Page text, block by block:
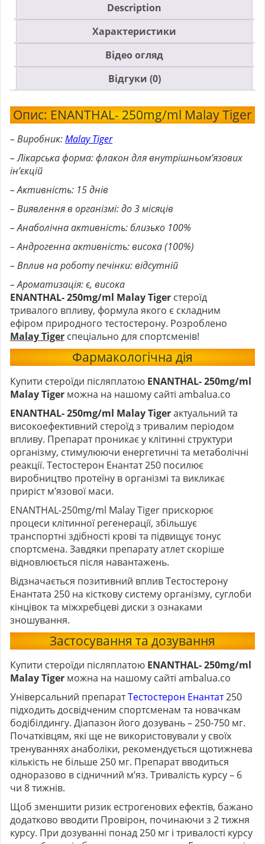
Description
Характеристики
Відео огляд
Відгуки (0)
Опис: ENANTHAL- 250mg/ml Malay Tiger
– Виробник:Malay Tiger
– Лікарська форма: флакон для внутрішньом’язових
ін’єкцій
– Активність: 15 днів
– Виявлення в організмі: до 3 місяців
– Анаболічна активність: близько 100%
– Андрогенна активність: висока (100%)
– Вплив на роботу печінки: відсутній
– Ароматизація: є, висока
ENANTHAL- 250mg/ml Malay Tiger стероїд
тривалого впливу, формула якого є складним
ефіром природного тестостерону. Розроблено
Malay Tiger спеціально для спортсменів!
Фармакологічна дія
Купити стероїди післяплатою ENANTHAL- 250mg/ml
Malay Tiger можна на нашому сайті ambalua.co
ENANTHAL- 250mg/ml Malay Tigerактуальний та
високоефективний стероїд з тривалим періодом
впливу. Препарат проникає у клітинні структури
організму, стимулюючи енергетичні та метаболічні
реакції. Тестостерон Енантат 250 посилює
виробництво протеїну в організмі та викликає
приріст м’язової маси.
ENANTHAL-250mg/ml Malay Tiger прискорює
процеси клітинної регенерації, збільшує
транспортні здібності крові та підвищує тонус
спортсмена. Завдяки препарату атлет скоріше
відновлюється після навантажень.
Відзначається позитивний вплив Тестостерону
Енантата 250 на кісткову систему організму, суглоби
кінцівок та міжхребцеві диски з ознаками
зношування.
Застосування та дозування
Купити стероїди післяплатою ENANTHAL- 250mg/ml
Malay Tiger можна на нашому сайті ambalua.co
Універсальний препаратТестостерон Енантат250
підходить досвідченим спортсменам та новачкам
бодібілдингу. Діапазон його дозувань – 250-750 мг.
Початківцям, які ще не використовували у своїх
тренуваннях анаболіки, рекомендується щотижнева
кількість не більше 250 мг. Препарат вводиться
одноразово в сідничний м’яз. Тривалість курсу – 6
чи 8 тижнів.
Щоб зменшити ризик естрогенових ефектів, бажано
додатково вводити Провірон, починаючи з 2 тижня
курсу. При дозуванні понад 250 мг і тривалості курсу